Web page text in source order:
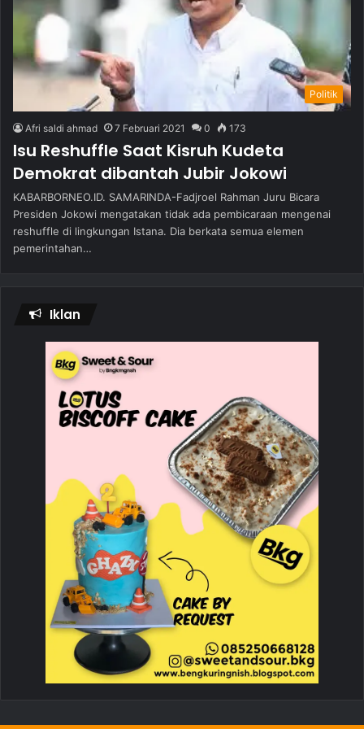
Politik
Afri saldi ahmad 7 Februari 2021 0 173
Isu Reshuffle Saat Kisruh Kudeta
Demokrat dibantah Jubir Jokowi
KABARBORNEO.ID. SAMARINDA-Fadjroel Rahman Juru Bicara
Presiden Jokowi mengatakan tidak ada pembicaraan mengenai
reshuffle di lingkungan Istana. Dia berkata semua elemen
pemerintahan…
Iklan